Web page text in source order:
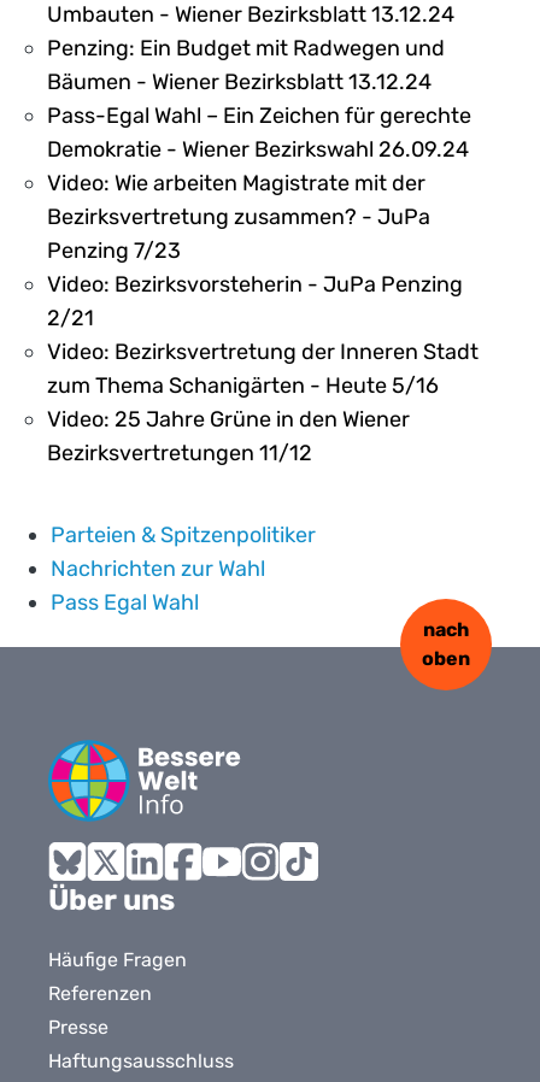
Umbauten - Wiener Bezirksblatt 13.12.24
Penzing: Ein Budget mit Radwegen und
Bäumen - Wiener Bezirksblatt 13.12.24
Pass-Egal Wahl – Ein Zeichen für gerechte
Demokratie - Wiener Bezirkswahl 26.09.24
Video: Wie arbeiten Magistrate mit der
Bezirksvertretung zusammen? - JuPa
Penzing 7/23
Video: Bezirksvorsteherin - JuPa Penzing
2/21
Video: Bezirksvertretung der Inneren Stadt
zum Thema Schanigärten - Heute 5/16
Video: 25 Jahre Grüne in den Wiener
Bezirksvertretungen 11/12
Parteien & Spitzenpolitiker
Nachrichten zur Wahl
Pass Egal Wahl
Bluesky
X LinkedInFacebook
nach
oben
Über uns
Häufige Fragen
Referenzen
Presse
Haftungsausschluss